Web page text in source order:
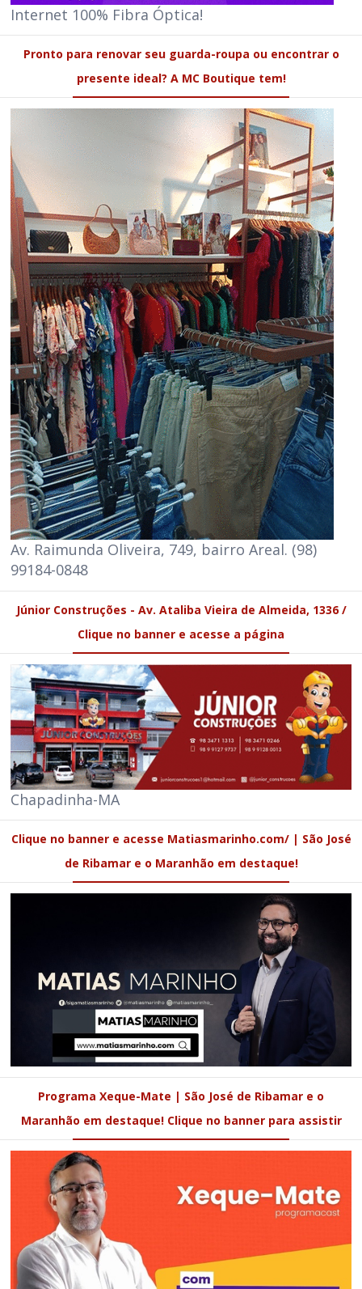
Internet 100% Fibra Óptica!
Pronto para renovar seu guarda-roupa ou encontrar o
presente ideal? A MC Boutique tem!
Av. Raimunda Oliveira, 749, bairro Areal. (98)
99184-0848
Júnior Construções - Av. Ataliba Vieira de Almeida, 1336 /
Clique no banner e acesse a página
Chapadinha-MA
Clique no banner e acesse Matiasmarinho.com/ | São José
de Ribamar e o Maranhão em destaque!
Programa Xeque-Mate | São José de Ribamar e o
Maranhão em destaque! Clique no banner para assistir